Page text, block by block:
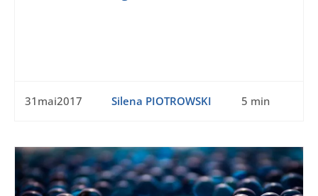
31mai2017 Silena PIOTROWSKI 5 min